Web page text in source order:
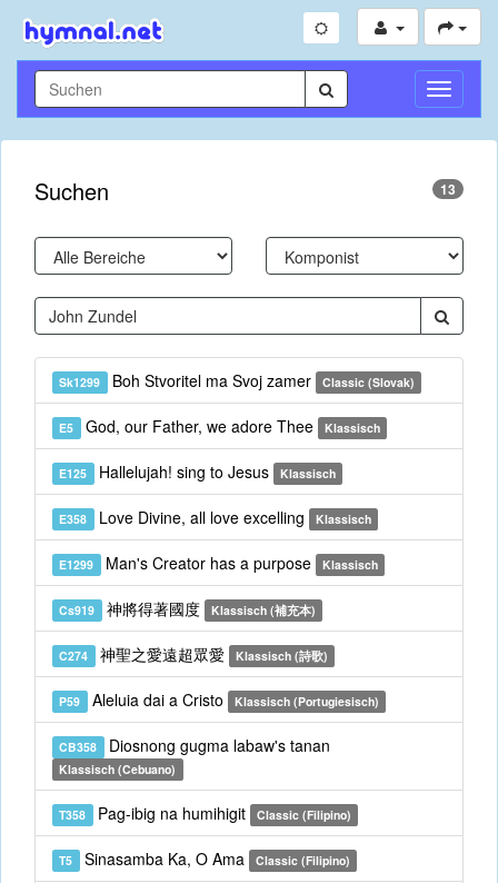
Suchen 13
Sk1299 Boh Stvoritel ma Svoj zamer Classic (Slovak)
E5 God, our Father, we adore Thee Klassisch
E125 Hallelujah! sing to Jesus Klassisch
E358 Love Divine, all love excelling Klassisch
E1299 Man's Creator has a purpose Klassisch
Cs919 神將得著國度 Klassisch (補充本)
C274 神聖之愛遠超眾愛 Klassisch (詩歌)
P59 Aleluia dai a Cristo Klassisch (Portugiesisch)
CB358 Diosnong gugma labaw's tanan
Klassisch (Cebuano)
T358 Pag-ibig na humihigit Classic (Filipino)
T5 Sinasamba Ka, O Ama Classic (Filipino)